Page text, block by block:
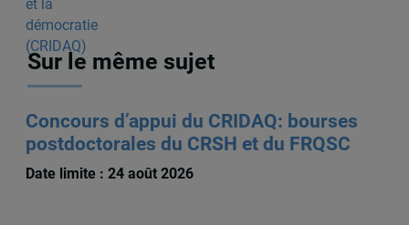
Sur le même sujet
Concours d’appui du CRIDAQ: bourses
postdoctorales du CRSH et du FRQSC
Date limite : 24 août 2026